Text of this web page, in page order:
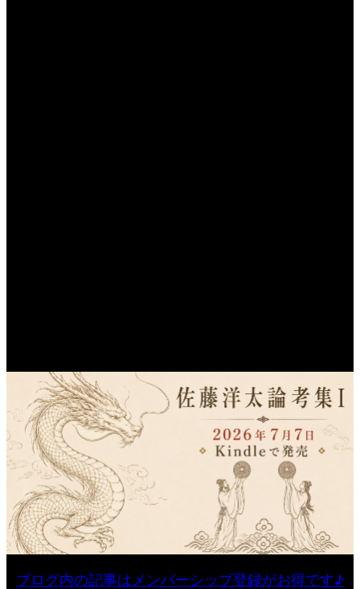
ブログ内の記事はメンバーシップ登録がお得です♪